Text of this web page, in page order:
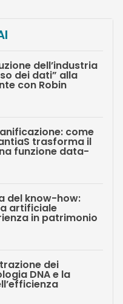
dell’industria
dei dati” alla
con Robin
come
trasforma il
funzione data-
del know-how:
artificiale
in patrimonio
dei
DNA e la